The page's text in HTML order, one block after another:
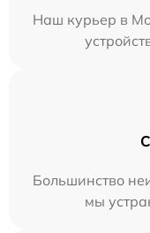
Наш курьер в
Большинство
мы